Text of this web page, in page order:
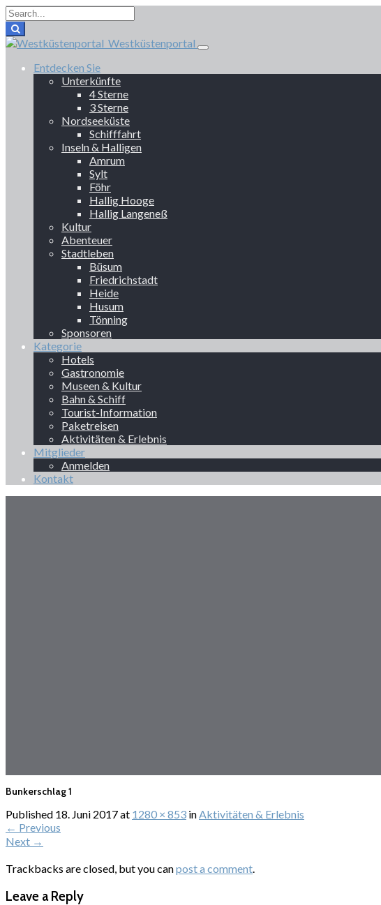
Westküstenportal
Entdecken Sie
Unterkünfte
4 Sterne
3 Sterne
Nordseeküste
Schifffahrt
Inseln & Halligen
Amrum
Sylt
Föhr
Hallig Hooge
Hallig Langeneß
Kultur
Abenteuer
Stadtleben
Büsum
Friedrichstadt
Heide
Husum
Tönning
Sponsoren
Kategorie
Hotels
Gastronomie
Museen & Kultur
Bahn & Schiff
Tourist-Information
Paketreisen
Aktivitäten & Erlebnis
Mitglieder
Anmelden
Kontakt
Bunkerschlag 1
Published 18. Juni 2017at 1280 × 853 inAktivitäten & Erlebnis
← Previous
Next →
Trackbacks are closed, but you canpost a comment.
Leave a Reply